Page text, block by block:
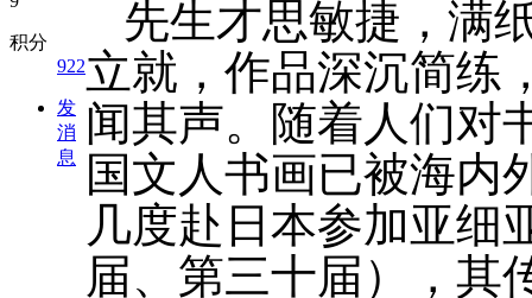
积分
922
发
消
息
先生才思敏捷，满
立就，作品深沉简练
闻其声。随着人们对
国文人书画已被海内
几度赴日本参加亚细
届、第三十届），其